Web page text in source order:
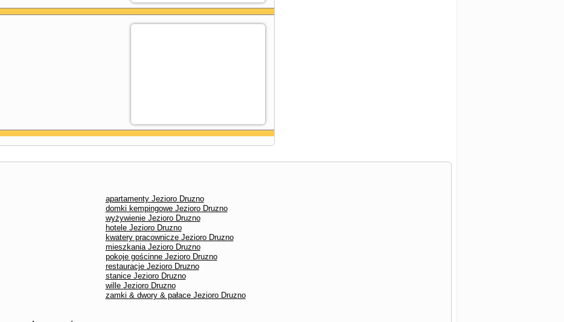
apartamenty Jezioro Druzno
domki kempingowe Jezioro Druzno
wyżywienie Jezioro Druzno
hotele Jezioro Druzno
kwatery pracownicze Jezioro Druzno
mieszkania Jezioro Druzno
pokoje gościnne Jezioro Druzno
restauracje Jezioro Druzno
stanice Jezioro Druzno
wille Jezioro Druzno
zamki & dwory & pałace Jezioro Druzno